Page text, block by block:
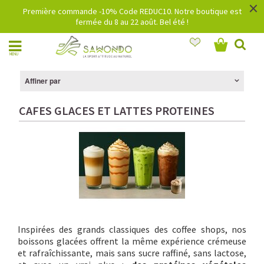
Première commande -10% Code REDUC10. Notre boutique est
fermée du 8 au 22 août. Bel été !
×
MENU
Affiner par
CAFES GLACES ET LATTES PROTEINES
Inspirées des grands classiques des coffee shops, nos
boissons glacées offrent la même expérience crémeuse
et rafraîchissante, mais sans sucre raffiné, sans lactose,